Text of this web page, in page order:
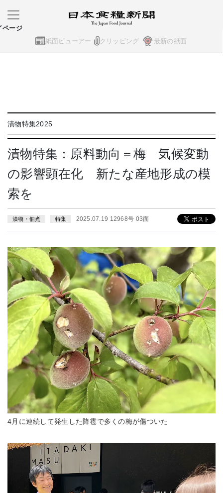
紙面ビューアー クリッピング 最新の紙面
ページ
漬物特集2025
漬物特集：原料動向＝梅 気候変動
の影響顕在化 新たな産地形成の模
索を
漬物・佃煮 特集 2025.07.19 12968号 03面
4月に連続して発生した降雹で多くの梅が傷ついた